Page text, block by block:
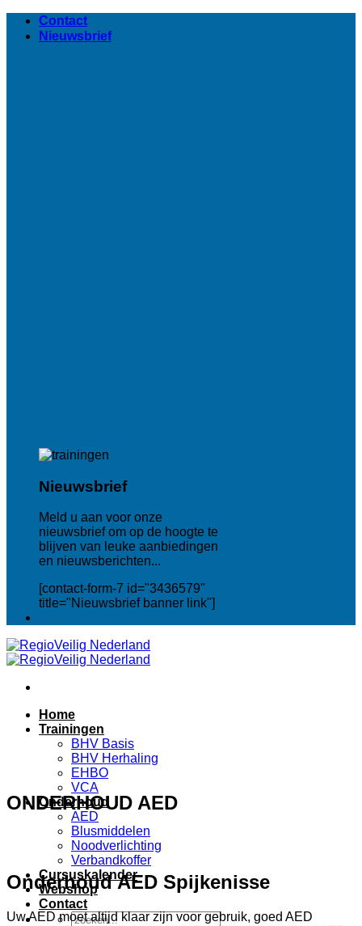
naar
Contact
Nieuwsbrief
Nieuwsbrief
Meld u aan voor onze
nieuwsbrief om op de hoogte te
blijven van leuke aanbiedingen
en nieuwsberichten...
[contact-form-7 id="3436579"
title="Nieuwsbrief banner link"]
Home
Trainingen
BHV Basis
BHV Herhaling
EHBO
VCA
Onderhoud
AED
Blusmiddelen
Noodverlichting
Verbandkoffer
Cursuskalender
Webshop
Contact
Zoeken
ONDERHOUD AED
Onderhoud AED Spijkenisse
Uw AED moet altijd klaar zijn voor gebruik, goed AED